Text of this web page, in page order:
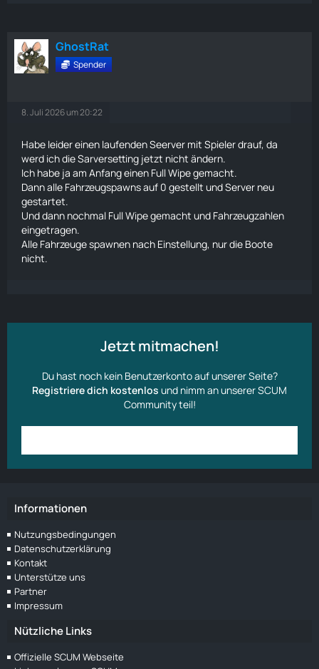
GhostRat
Spender
8. Juli 2026 um 20:22
Habe leider einen laufenden Seerver mit Spieler drauf, da
werd ich die Sarversetting jetzt nicht ändern.
Ich habe ja am Anfang einen Full Wipe gemacht.
Dann alle Fahrzeugspawns auf 0 gestellt und Server neu
gestartet.
Und dann nochmal Full Wipe gemacht und Fahrzeugzahlen
eingetragen.
Alle Fahrzeuge spawnen nach Einstellung, nur die Boote
nicht.
Jetzt mitmachen!
Du hast noch kein Benutzerkonto auf unserer Seite?
Registriere dich kostenlos und nimm an unserer SCUM
Community teil!
Informationen
Nutzungsbedingungen
Datenschutzerklärung
Kontakt
Unterstütze uns
Partner
Impressum
Nützliche Links
Offizielle SCUM Webseite